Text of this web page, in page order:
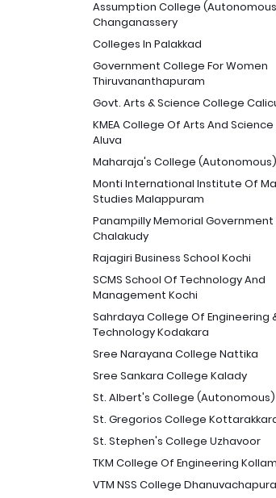
Assumption College
Changanassery
Colleges In Palakkad
Government College For Women
Thiruvananthapuram
Govt. Arts & Science College
KMEA College Of Arts And
Aluva
Maharaja's College (Autonomous)
Monti International Institute Of
Studies Malappuram
Panampilly Memorial
Chalakudy
Rajagiri Business School Kochi
SCMS School Of Technology And
Management Kochi
Sahrdaya College Of Engineering
Technology Kodakara
Sree Narayana College Nattika
Sree Sankara College Kalady
St. Albert's College (Autonomous)
St. Gregorios College
St. Stephen's College Uzhavoor
TKM College Of Engineering Kollam
VTM NSS College